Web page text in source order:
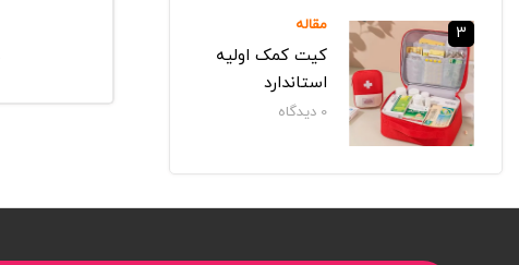
3 مقاله
کیت کمک اولیه
استاندارد
0 دیدگاه‌